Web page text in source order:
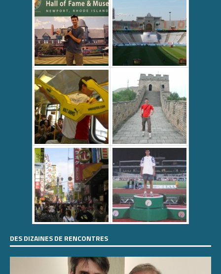
DES DIZAINES DE RENCONTRES